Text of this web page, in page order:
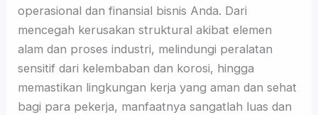
operasional dan finansial bisnis Anda. Dari
mencegah kerusakan struktural akibat elemen
alam dan proses industri, melindungi peralatan
sensitif dari kelembaban dan korosi, hingga
memastikan lingkungan kerja yang aman dan sehat
bagi para pekerja, manfaatnya sangatlah luas dan